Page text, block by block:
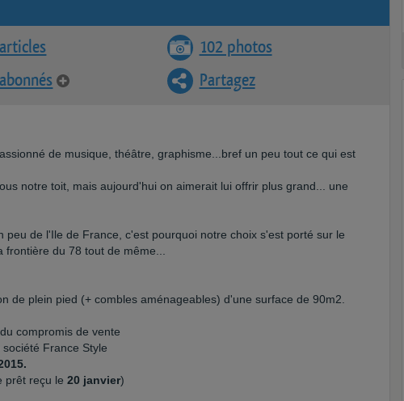
102 photos
Partagez
de musique, théâtre, graphisme...bref un peu tout ce qui est
notre toit, mais aujourd'hui on aimerait lui offrir plus grand... une
de l'Ile de France, c'est pourquoi notre choix s'est porté sur le
du 78 tout de même...
de plein pied (+ combles aménageables) d'une surface de 90m2.
compromis de vente
société France Style
prêt reçu le 20 janvier)